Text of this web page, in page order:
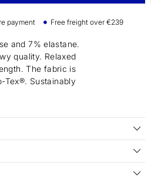
payment Free freight over €239
and 7% elastane.
quality. Relaxed
The fabric is
Tex®. Sustainably